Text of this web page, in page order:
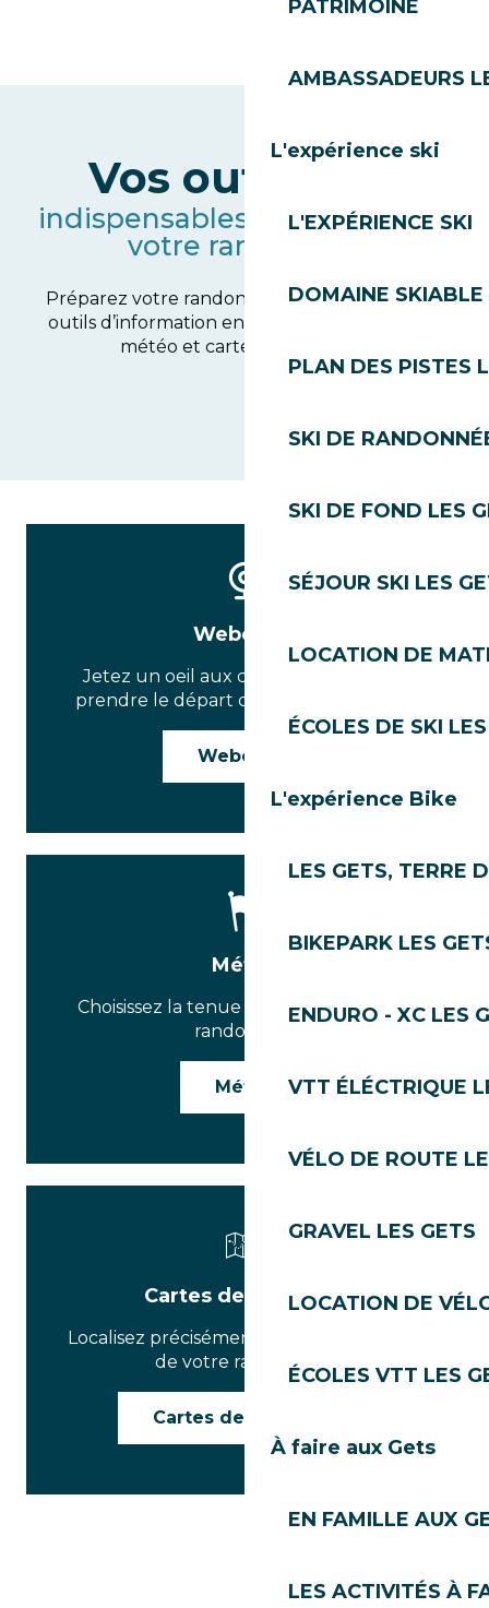
PATRIMOINE
AMBASSADEURS
L'expérience ski
L'EXPÉRIENCE SKI
DOMAINE SKIABLE
PLAN DES PISTES
SKI DE
SKI DE FOND LES
SÉJOUR SKI LES
LOCATION DE
ÉCOLES DE SKI
L'expérience Bike
LES GETS, TERRE
BIKEPARK LES
ENDURO - XC LES
VTT ÉLÉCTRIQUE
VÉLO DE ROUTE
GRAVEL LES GETS
LOCATION DE
ÉCOLES VTT LES
À faire aux Gets
EN FAMILLE AUX
LES ACTIVITÉS À
Vos outils live
indispensables pour préparer
votre randonnée
Préparez votre randonnée pédestre avec nos
outils d’information en temps réel : webcams,
météo et cartes des sentiers.
Webcams
Jetez un oeil aux conditions avant de
prendre le départ de votre randonnée
Webcams
Météo
Choisissez la tenue parfaite pour votre
randonnée.
Météo
Cartes des sentiers
Localisez précisément le point de départ
de votre randonnée.
Cartes des sentiers